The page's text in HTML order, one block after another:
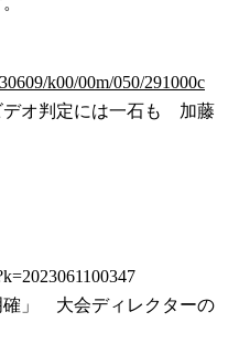
k00/00m/050/291000c
オ判定には一石も 加藤
」 大会ディレクターの